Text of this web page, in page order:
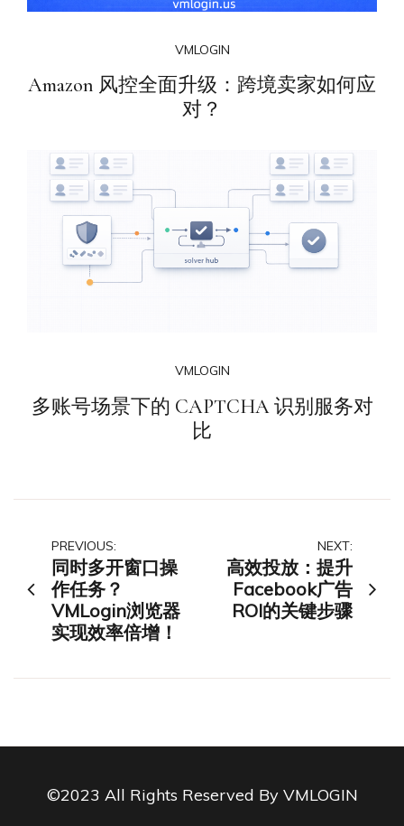
VMLOGIN
Amazon 风控全面升级：跨境卖家如何应
对？
VMLOGIN
多账号场景下的 CAPTCHA 识别服务对
比
章
PREVIOUS:
同时多开窗口操
作任务？
VMLogin浏览器
实现效率倍增！
NEXT:
高效投放：提升
Facebook广告
ROI的关键步骤
©2023 All Rights Reserved By VMLOGIN